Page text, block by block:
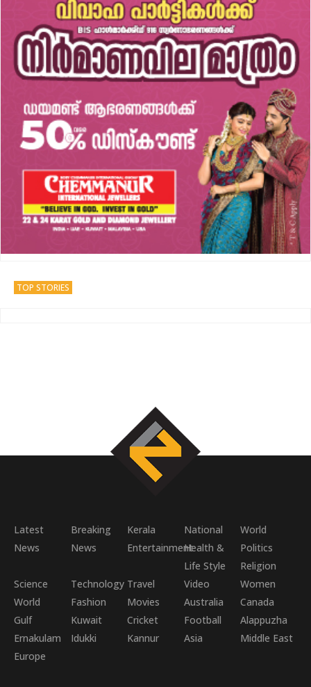
TOP STORIES
Latest
News
Breaking
News
Kerala National
World
EntertainmentHealth &
Life Style
Politics
Religion
Science
World
Technology Travel Video
Women
Fashion
Movies Australia
Canada
Gulf
Kuwait Cricket Football
Alappuzha
Ernakulam
Idukki Kannur Asia
Middle East
Europe